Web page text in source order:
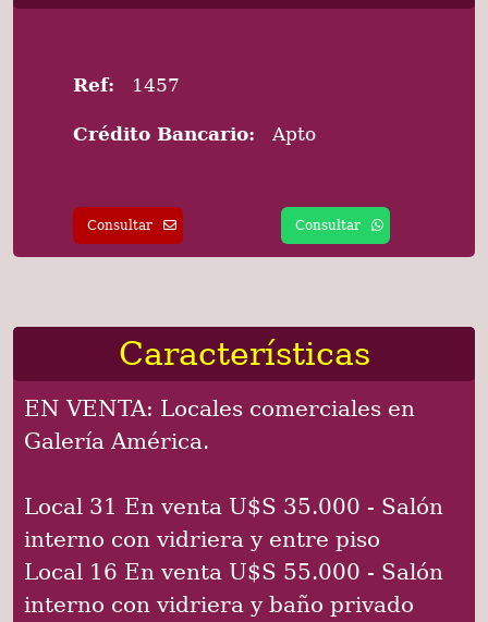
Ref: 1457
Crédito Bancario: Apto
Consultar Consultar
Características
EN VENTA: Locales comerciales en
Galería América.
Local 31 En venta U$S 35.000 - Salón
interno con vidriera y entre piso
Local 16 En venta U$S 55.000 - Salón
interno con vidriera y baño privado